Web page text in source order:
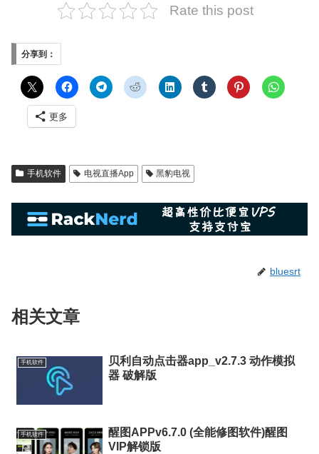
Rate this post
分享到：
更多
手机软件 电视直播App 黑豹电视
bluesrt
相关文章
手机软件
贝利自动点击器app_v2.7.3 动作模拟
器 破解版
手机软件
醒图APPv6.7.0 (全能修图软件)醒图
VIP解锁版